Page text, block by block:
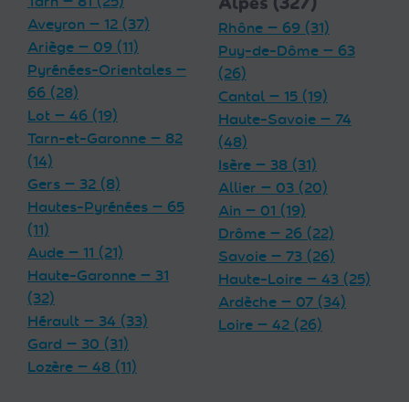
Aveyron — 12 (37)
Ariège — 09 (11)
Pyrénées-Orientales —
66 (28)
Lot — 46 (19)
Tarn-et-Garonne — 82
(14)
Gers — 32 (8)
Hautes-Pyrénées — 65
(11)
Aude — 11 (21)
Haute-Garonne — 31
(32)
Hérault — 34 (33)
Gard — 30 (31)
Lozère — 48 (11)
Rhône — 69 (31)
Puy-de-Dôme — 63
(26)
Cantal — 15 (19)
Haute-Savoie — 74
(48)
Isère — 38 (31)
Allier — 03 (20)
Ain — 01 (19)
Drôme — 26 (22)
Savoie — 73 (26)
Haute-Loire — 43 (25)
Ardèche — 07 (34)
Loire — 42 (26)